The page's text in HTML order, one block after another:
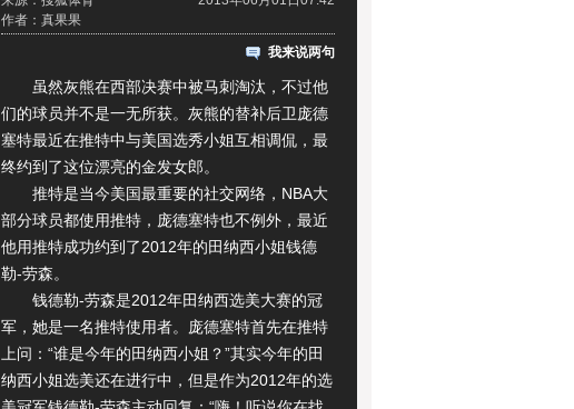
作者：真果果
我来说两句
虽然灰熊在西部决赛中被马刺淘汰，不过他
们的球员并不是一无所获。灰熊的替补后卫庞德
塞特最近在推特中与美国选秀小姐互相调侃，最
终约到了这位漂亮的金发女郎。
推特是当今美国最重要的社交网络，NBA大
部分球员都使用推特，庞德塞特也不例外，最近
他用推特成功约到了2012年的田纳西小姐钱德
勒-劳森。
钱德勒-劳森是2012年田纳西选美大赛的冠
军，她是一名推特使用者。庞德塞特首先在推特
上问：“谁是今年的田纳西小姐？”其实今年的田
纳西小姐选美还在进行中，但是作为2012年的选